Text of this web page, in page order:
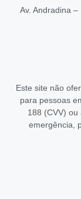
Av. Andradina
Este site não
para pessoas
188 (CVV) ou
emergência,